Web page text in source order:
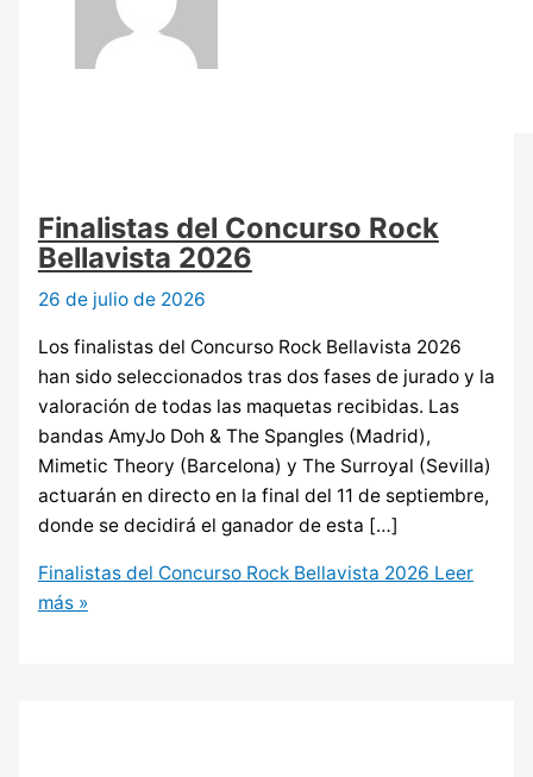
Finalistas del Concurso Rock
Bellavista 2026
26 de julio de 2026
Los finalistas del Concurso Rock Bellavista 2026
han sido seleccionados tras dos fases de jurado y la
valoración de todas las maquetas recibidas. Las
bandas AmyJo Doh & The Spangles (Madrid),
Mimetic Theory (Barcelona) y The Surroyal (Sevilla)
actuarán en directo en la final del 11 de septiembre,
donde se decidirá el ganador de esta […]
Finalistas del Concurso Rock Bellavista 2026 Leer
más »